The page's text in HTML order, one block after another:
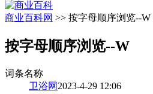
商业百科网 >> 按字母顺序浏览--W
按字母顺序浏览--W
词条名称
卫浴网 2023-4-29 12:06